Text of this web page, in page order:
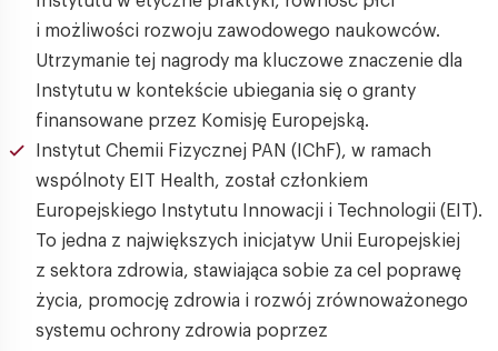
i możliwości rozwoju zawodowego naukowców.
Utrzymanie tej nagrody ma kluczowe znaczenie dla
Instytutu w kontekście ubiegania się o granty
finansowane przez Komisję Europejską.
Instytut Chemii Fizycznej PAN (IChF), w ramach
wspólnoty EIT Health, został członkiem
Europejskiego Instytutu Innowacji i Technologii (EIT).
To jedna z największych inicjatyw Unii Europejskiej
z sektora zdrowia, stawiająca sobie za cel poprawę
życia, promocję zdrowia i rozwój zrównoważonego
systemu ochrony zdrowia poprzez